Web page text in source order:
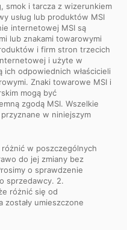
smok i tarcza z wizerunkiem
usług lub produktów MSI
internetowej MSI są
lub znakami towarowymi
i firm stron trzecich
i użyte w
ich odpowiednich właścicieli
Znaki towarowe MSI i
mogą być
zgodą MSI. Wszelkie
w niniejszym
w poszczególnych
do jej zmiany bez
o sprawdzenie
sprzedawcy. 2.
różnić się od
zostały umieszczone